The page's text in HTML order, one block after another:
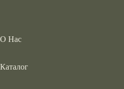
О Нас
Каталог